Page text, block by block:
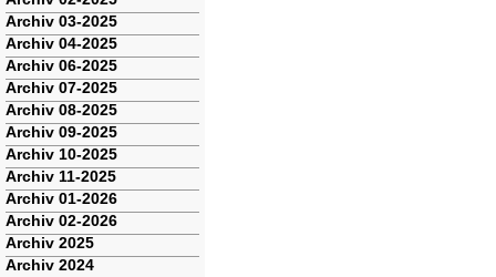
Archiv 03-2025
Archiv 04-2025
Archiv 06-2025
Archiv 07-2025
Archiv 08-2025
Archiv 09-2025
Archiv 10-2025
Archiv 11-2025
Archiv 01-2026
Archiv 02-2026
Archiv 2025
Archiv 2024